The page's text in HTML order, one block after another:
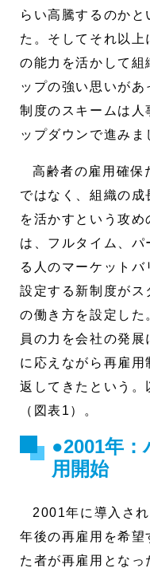
らい高騰するのか
た。そしてそれ以
の能力を活かして組
ップの強い思いがあ
制度のスキームは人
ップダウンで進みま
高齢者の雇用確保
ではなく、組織の成
を活かすという攻
は、フルタイム、
る人のマーケット
設定する新制度がス
の働き方を設定した
員の力を会社の発
に応えながら再雇用
返してきたという。
（図表1）。
●2001年
用開始
2001年に導入さ
年後の再雇用を希望
た者が再雇用とな